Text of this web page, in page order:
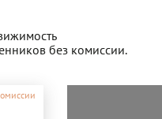
без комиссии.